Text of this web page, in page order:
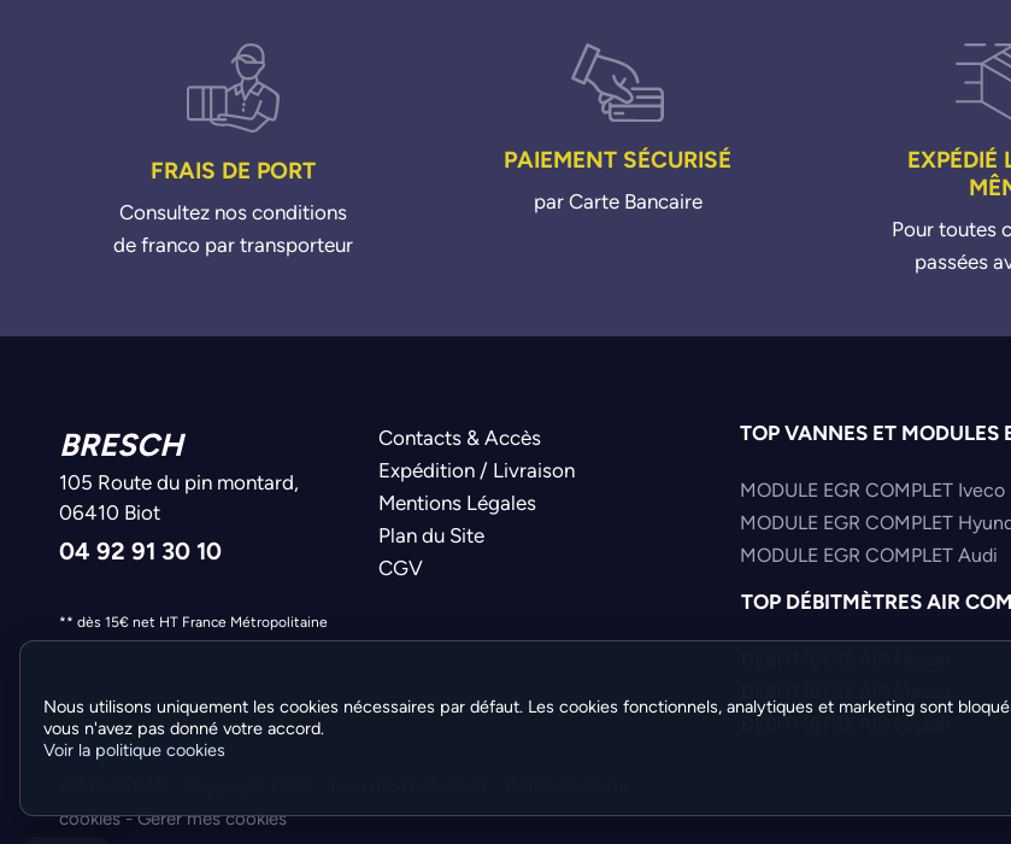
FRAIS DE PORT
Consultez nos conditions
de franco par transporteur
PAIEMENT SÉCURISÉ
par Carte Bancaire
EXPÉDIÉ
Pour toutes
passées
BRESCH
105 Route du pin montard,
06410 Biot
04 92 91 30 10
Contacts & Accès
Expédition / Livraison
Mentions Légales
Plan du Site
CGV
** dès 15€ net HT France Métropolitaine
TOP VANNES ET MODULES
MODULE EGR COMPLET Iveco
MODULE EGR COMPLET
MODULE EGR COMPLET Audi
TOP DÉBITMÈTRES AIR
DEBITMETRE AIR Nissan
cookies-Gérer mes cookies
Nous utilisons uniquement les cookies nécessaires par défaut. Les cookies fonctionnels, analytiques et marketing sont
vous n'avez pas donné votre accord.
Voir la politique cookies